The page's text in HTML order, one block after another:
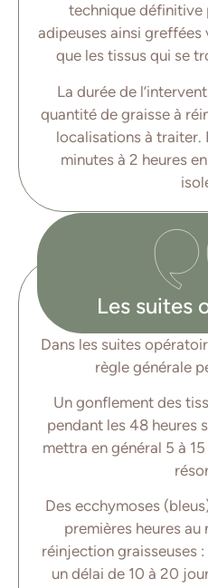
technique définitive
adipeuses ainsi
que les tissus qui se
La durée de
quantité de graisse à
localisations à traiter.
minutes à 2 heures
Les suites
Dans les suites
règle générale
Un gonflement des
pendant les 48 heures
mettra en général 5 à
Des ecchymoses
premières heures au
réinjection graisseuses
un délai de 10 à 20